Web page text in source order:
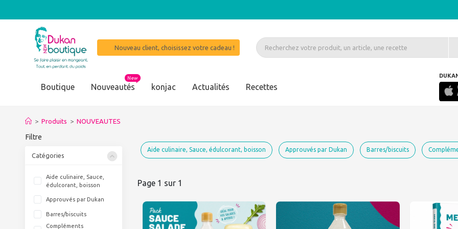
Nouveau client, choisissez votre cadeau !
Boutique Nouveautés
New
konjac Actualités Recettes
> Produits > NOUVEAUTES
Filtre
Catégories
Aide culinaire, Sauce,
édulcorant, boisson
Approuvés par Dukan
Barres/biscuits
Compléments
Aide culinaire, Sauce, édulcorant, boisson Approuvés par Dukan Barres/biscuits
Page 1 sur 1